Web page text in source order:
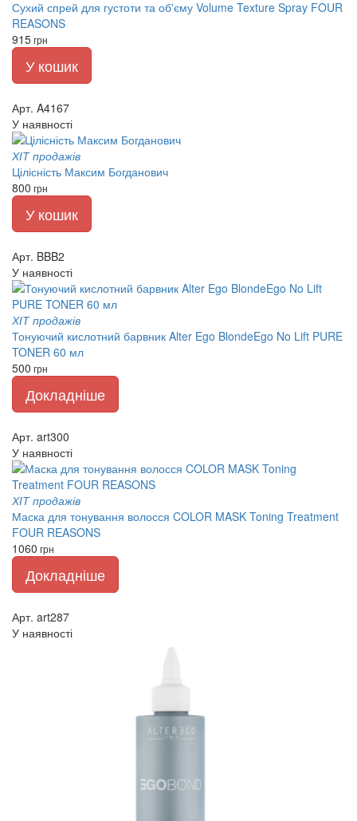
Сухий спрей для густоти та об'єму Volume Texture Spray FOUR
REASONS
915грн
У кошик
Арт. A4167
У наявності
ХІТ продажів
Цілісність Максим Богданович
800 грн
У кошик
Арт. BBB2
У наявності
ХІТ продажів
Тонуючий кислотний барвник Alter Ego BlondeEgo No Lift PURE
TONER 60 мл
500 грн
Докладніше
Арт. art300
У наявності
ХІТ продажів
Маска для тонування волосся COLOR MASK Toning Treatment
FOUR REASONS
1060 грн
Докладніше
Арт. art287
У наявності